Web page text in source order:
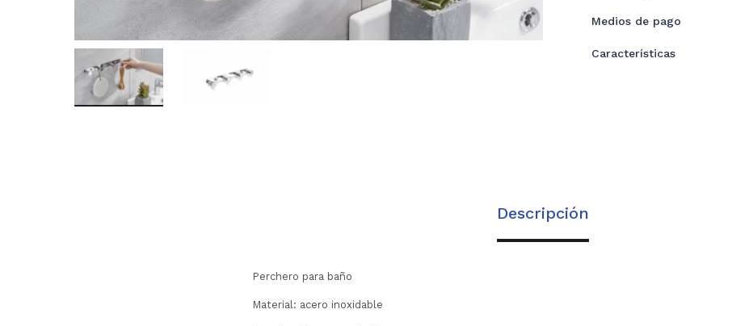
Medios de pago
Características
Descripción
Perchero para baño
Material: acero inoxidable